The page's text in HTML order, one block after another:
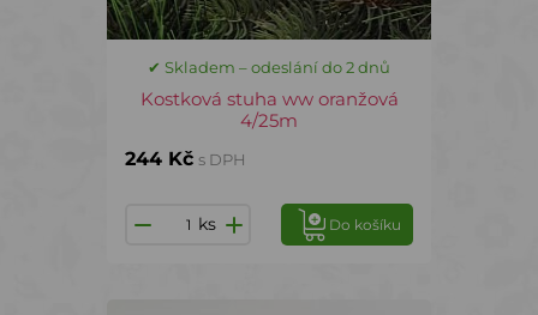
✔ Skladem – odeslání do 2 dnů
Kostková stuha ww oranžová
4/25m
244 Kč s DPH
ks Do košíku